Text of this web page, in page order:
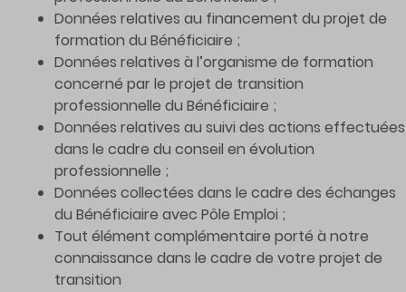
Données relatives au financement du projet de
formation du Bénéficiaire ;
Données relatives à l’organisme de formation
concerné par le projet de transition
professionnelle du Bénéficiaire ;
Données relatives au suivi des actions effectuées
dans le cadre du conseil en évolution
professionnelle ;
Données collectées dans le cadre des échanges
du Bénéficiaire avec Pôle Emploi ;
Tout élément complémentaire porté à notre
connaissance dans le cadre de votre projet de
transition